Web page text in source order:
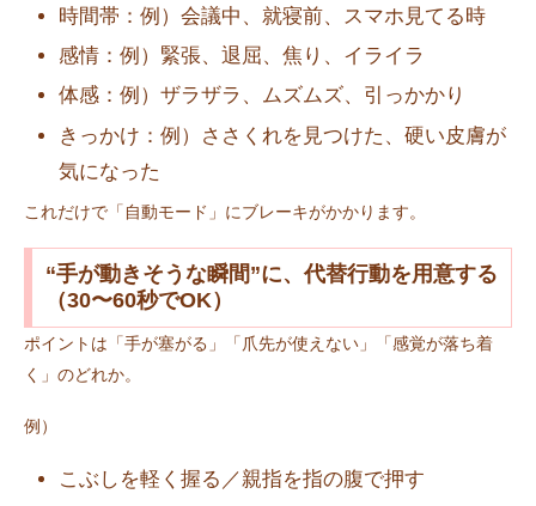
時間帯：例）会議中、就寝前、スマホ見てる時
感情：例）緊張、退屈、焦り、イライラ
体感：例）ザラザラ、ムズムズ、引っかかり
きっかけ：例）ささくれを見つけた、硬い皮膚が
気になった
これだけで「自動モード」にブレーキがかかります。
“手が動きそうな瞬間”に、代替行動を用意する
（30〜60秒でOK）
ポイントは「手が塞がる」「爪先が使えない」「感覚が落ち着
く」のどれか。
例）
こぶしを軽く握る／親指を指の腹で押す